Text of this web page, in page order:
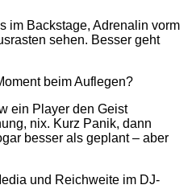
im Backstage, Adrenalin vorm
sehen. Besser geht
beim Auflegen?
ein Player den Geist
nix. Kurz Panik, dann
besser als geplant – aber
und Reichweite im DJ-